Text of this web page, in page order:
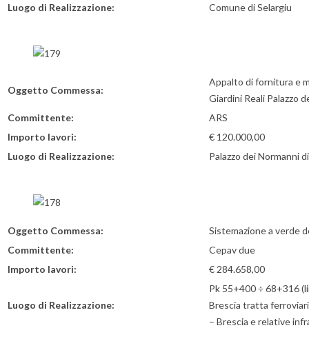
Luogo di Realizzazione:
Comune di Selargiu
Oggetto Commessa:
Appalto di fornitura e
Giardini Reali Palazzo
Committente:
ARS
Importo lavori:
€ 120.000,00
Luogo di Realizzazione:
Palazzo dei Normanni
Oggetto Commessa:
Sistemazione a verde
Committente:
Cepav due
Importo lavori:
€ 284.658,00
Luogo di Realizzazione:
Pk 55+400 ÷ 68+316
Brescia tratta
– Brescia e relative